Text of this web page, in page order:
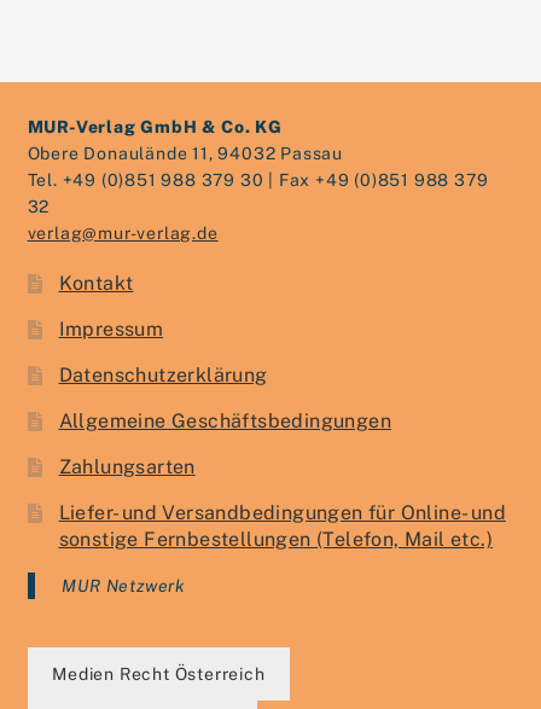
MUR-Verlag GmbH & Co. KG
Obere Donaulände 11, 94032 Passau
Tel. +49 (0)851 988 379 30 | Fax +49 (0)851 988 379
32
verlag@mur-verlag.de
Kontakt
Impressum
Datenschutzerklärung
Allgemeine Geschäftsbedingungen
Zahlungsarten
Liefer- und Versandbedingungen für Online- und
sonstige Fernbestellungen (Telefon, Mail etc.)
MUR Netzwerk
Medien Recht Österreich